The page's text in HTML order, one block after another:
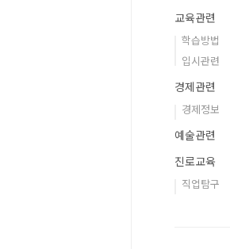
교육관련
학습방법
입시관련
경제관련
경제정보
예술관련
진로교육
직업탐구